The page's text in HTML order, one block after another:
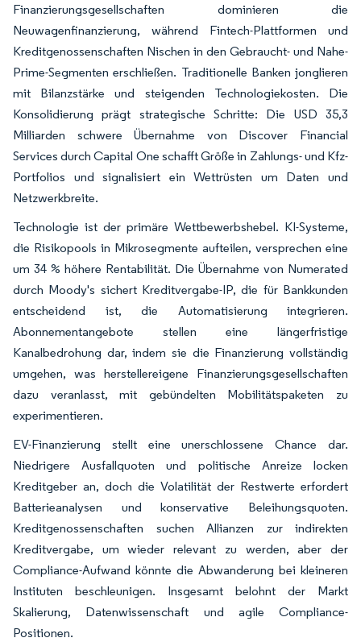
Finanzierungsgesellschaften dominieren die
Neuwagenfinanzierung, während Fintech-Plattformen und
Kreditgenossenschaften Nischen in den Gebraucht- und Nahe-
Prime-Segmenten erschließen. Traditionelle Banken jonglieren
mit Bilanzstärke und steigenden Technologiekosten. Die
Konsolidierung prägt strategische Schritte: Die USD 35,3
Milliarden schwere Übernahme von Discover Financial
Services durch Capital One schafft Größe in Zahlungs- und Kfz-
Portfolios und signalisiert ein Wettrüsten um Daten und
Netzwerkbreite.
Technologie ist der primäre Wettbewerbshebel. KI-Systeme,
die Risikopools in Mikrosegmente aufteilen, versprechen eine
um 34 % höhere Rentabilität. Die Übernahme von Numerated
durch Moody's sichert Kreditvergabe-IP, die für Bankkunden
entscheidend ist, die Automatisierung integrieren.
Abonnementangebote stellen eine längerfristige
Kanalbedrohung dar, indem sie die Finanzierung vollständig
umgehen, was herstellereigene Finanzierungsgesellschaften
dazu veranlasst, mit gebündelten Mobilitätspaketen zu
experimentieren.
EV-Finanzierung stellt eine unerschlossene Chance dar.
Niedrigere Ausfallquoten und politische Anreize locken
Kreditgeber an, doch die Volatilität der Restwerte erfordert
Batterieanalysen und konservative Beleihungsquoten.
Kreditgenossenschaften suchen Allianzen zur indirekten
Kreditvergabe, um wieder relevant zu werden, aber der
Compliance-Aufwand könnte die Abwanderung bei kleineren
Instituten beschleunigen. Insgesamt belohnt der Markt
Skalierung, Datenwissenschaft und agile Compliance-
Positionen.